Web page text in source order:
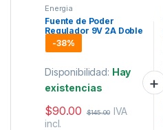
Energia
Fuente de Poder
Regulador 9V 2A Doble
Punta 2.1mm 1.7mm
-38%
Disponibilidad: Hay
existencias
$90.00 $145.00 IVA
incl.